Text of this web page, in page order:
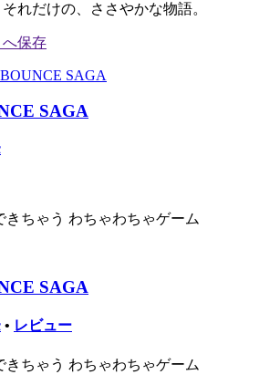
れだけの、ささやかな物語。
SAGA
きちゃう わちゃわちゃゲーム
SAGA
• レビュー
きちゃう わちゃわちゃゲーム